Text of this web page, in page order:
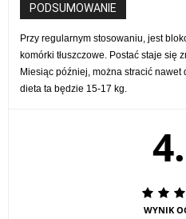
PODSUMOWANIE
Przy regularnym stosowaniu, jest
komórki tłuszczowe. Postać staje się
Miesiąc później, można stracić nawet
dieta ta będzie 15-17 kg.
WYNIK